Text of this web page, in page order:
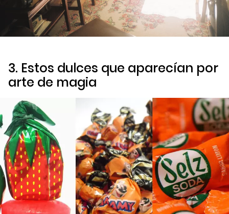
3. Estos dulces que aparecían por
arte de magia